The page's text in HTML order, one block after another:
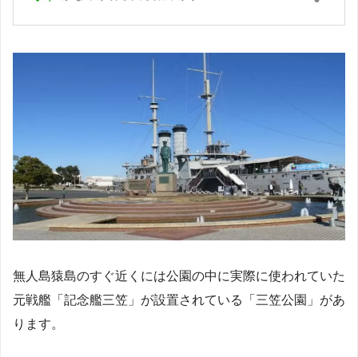
無人島猿島のすぐ近くには公園の中に実際に使われていた
元戦艦「記念艦三笠」が設置されている「三笠公園」があ
ります。